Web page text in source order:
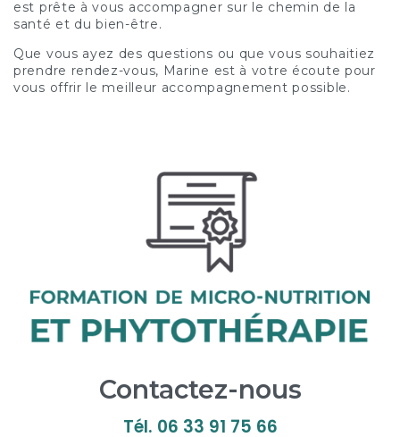
est prête à vous accompagner sur le chemin de la
santé et du bien-être.
Que vous ayez des questions ou que vous souhaitiez
prendre rendez-vous, Marine est à votre écoute pour
vous offrir le meilleur accompagnement possible.
Contactez-nous
Tél. 06 33 91 75 66